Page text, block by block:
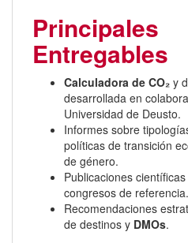
Principales
Entregables
Calculadora de CO₂ y
desarrollada en
Universidad de Deusto.
Informes sobre
políticas de transición
de género.
Publicaciones
congresos de referencia.
Recomendaciones
de destinos y DMOs.